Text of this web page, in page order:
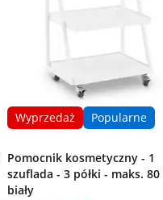
Wyprzedaż Popularne
Pomocnik kosmetyczny - 1
szuflada - 3 półki - maks. 80
biały